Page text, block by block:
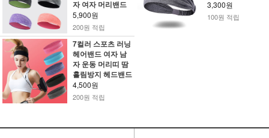
자 여자 머리밴드
5,900원
200원 적립
3,300원
100원 적립
7컬러 스포츠 러닝
헤어밴드 여자 남
자 운동 머리띠 땀
흘림방지 헤드밴드
4,500원
200원 적립